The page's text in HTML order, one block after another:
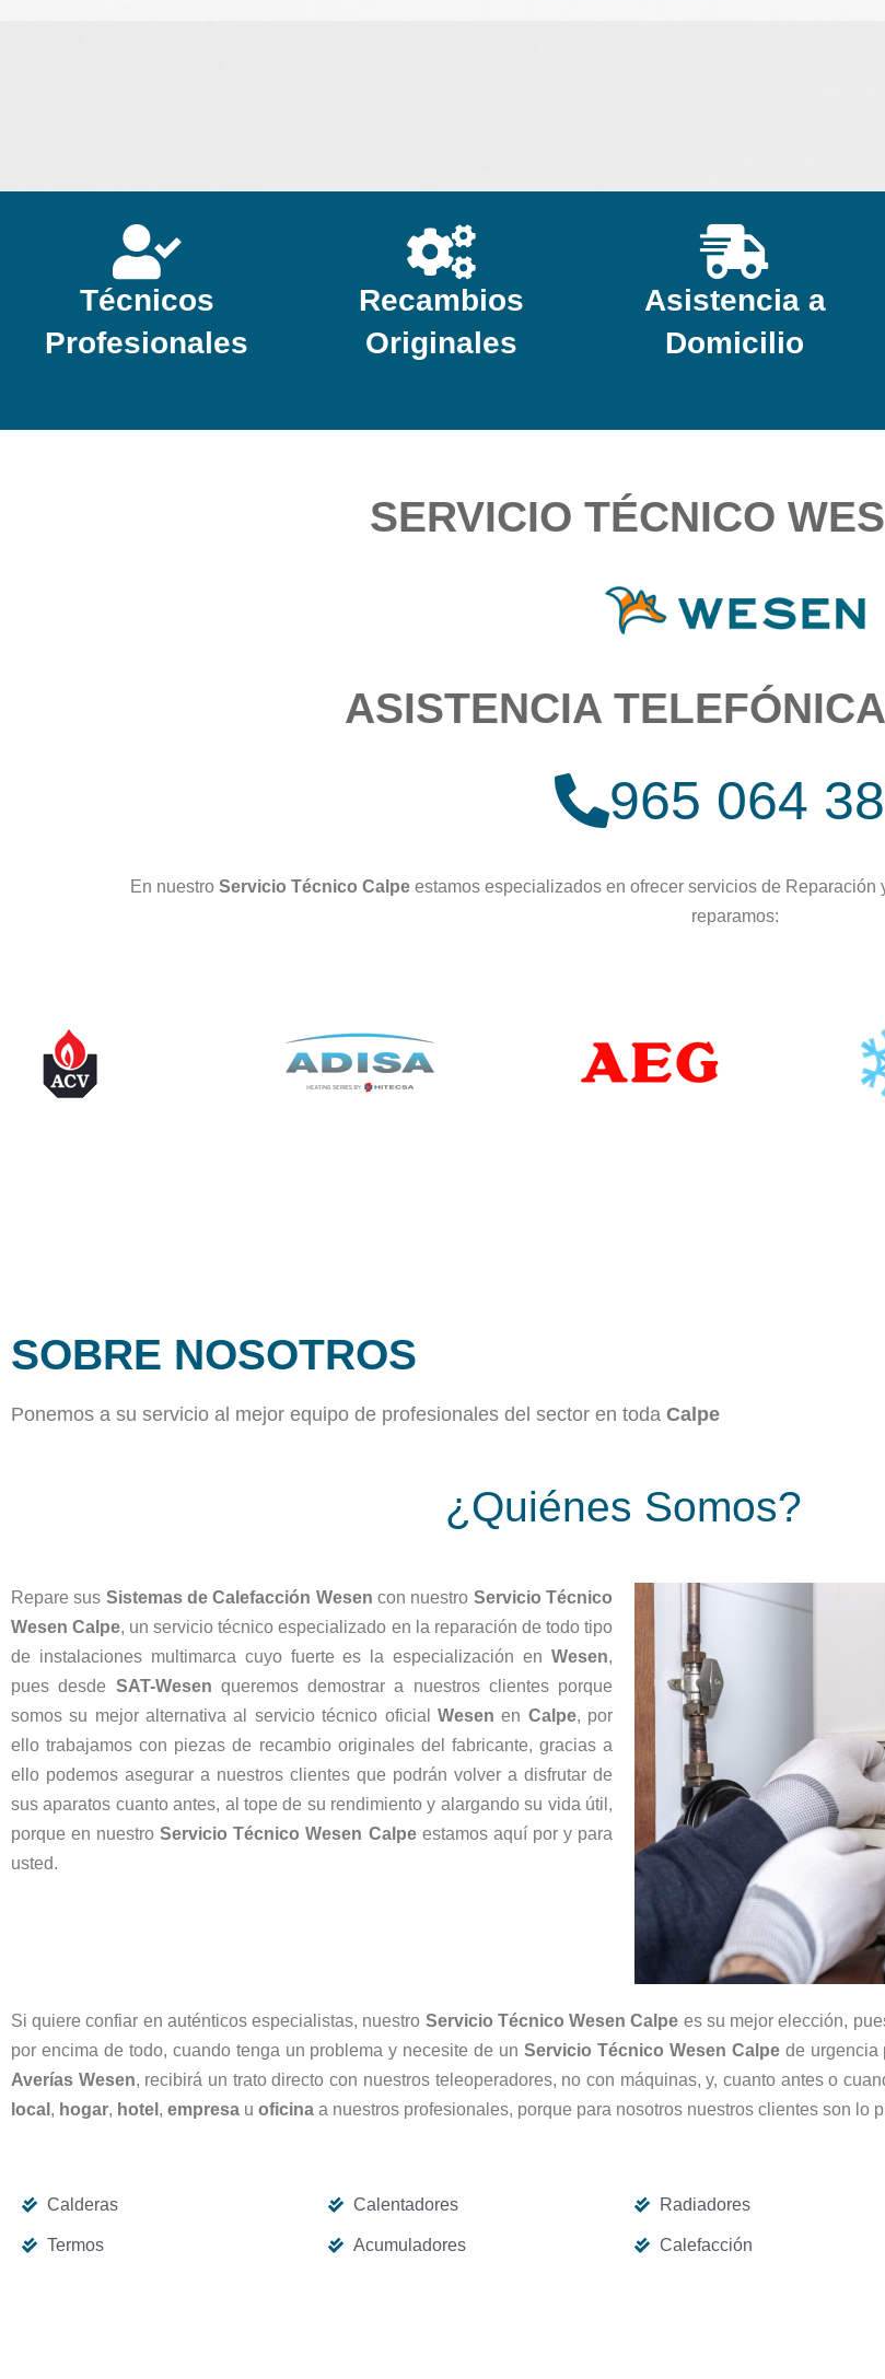
Técnicos
Profesionales
Recambios
Originales
Asistencia a
Domicilio
SERVICIO TÉCNICO
ASISTENCIA
965 064
En nuestro Servicio Técnico Calpeestamos especializados en ofrecer servicios de Reparación
reparamos:
SOBRE NOSOTROS
Ponemos a su servicio al mejor equipo de profesionales del sector en toda Calpe
¿Quiénes Somos?
Repare sus Sistemas de Calefacción Wesen con nuestro Servicio Técnico
Wesen Calpe, un servicio técnico especializado en la reparación de todo tipo
de instalaciones multimarca cuyo fuerte es la especialización en Wesen,
pues desde SAT-Wesen queremos demostrar a nuestros clientes porque
somos su mejor alternativa al servicio técnico oficial Wesen en Calpe, por
ello trabajamos con piezas de recambio originales del fabricante, gracias a
ello podemos asegurar a nuestros clientes que podrán volver a disfrutar de
sus aparatos cuanto antes, al tope de su rendimiento y alargando su vida útil,
porque en nuestroServicio Técnico Wesen Calpeestamos aquí por y para
usted.
Si quiere confiar en auténticos especialistas, nuestro Servicio Técnico Wesen Calpe es su mejor elección,
por encima de todo, cuando tenga un problema y necesite de un Servicio Técnico Wesen Calpede urgencia
Averías Wesen, recibirá un trato directo con nuestros teleoperadores, no con máquinas, y, cuanto antes o
local , hogar, hotel , empresa u oficina a nuestros profesionales, porque para nosotros nuestros clientes son lo
Calderas
Termos
Calentadores
Acumuladores
Radiadores
Calefacción